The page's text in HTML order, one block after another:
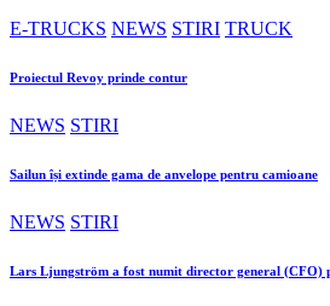
E-TRUCKS NEWS STIRI TRUCK
Proiectul Revoy prinde contur
NEWS STIRI
Sailun își extinde gama de anvelope pentru camioane
NEWS STIRI
Lars Ljungström a fost numit director general (CFO)